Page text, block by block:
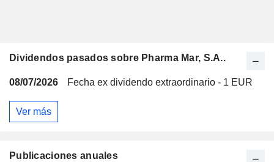
Dividendos pasados sobre Pharma Mar, S.A..
08/07/2026 Fecha ex dividendo extraordinario - 1 EUR
Ver más
Publicaciones anuales